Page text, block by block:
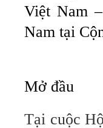
Việt Nam
Nam tại
Mở đầu
Tại cuộc